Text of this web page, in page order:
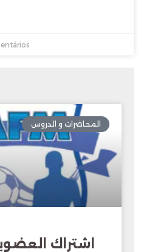
المحاضرات و الدروس
اشتراك